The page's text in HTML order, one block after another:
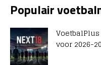
Populair
voor 2026-